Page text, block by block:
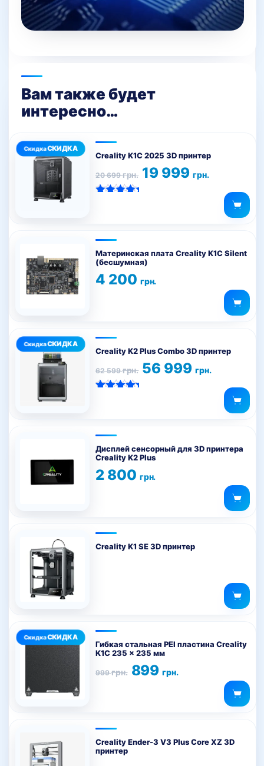
Вам также будет
интересно…
Creality K1C 2025 3D принтер
20 699грн.
Первоначальная
цена
составляла
19 999 грн.
Текущая
цена:
19
Материнская плата Creality K1C Silent
(бесшумная)
4 200 грн.
Creality K2 Plus Combo 3D принтер
62 599грн.
Первоначальная
цена
составляла
56 999 грн.
Текущая
цена:
56
Дисплей сенсорный для 3D принтера
Creality K2 Plus
2 800 грн.
Creality K1 SE 3D принтер
Гибкая стальная PEI пластина Creality
K1C 235 x 235 мм
999грн.
Первоначальная
цена
899грн.
Текущая
цена:
Creality Ender-3 V3 Plus Core XZ 3D
принтер